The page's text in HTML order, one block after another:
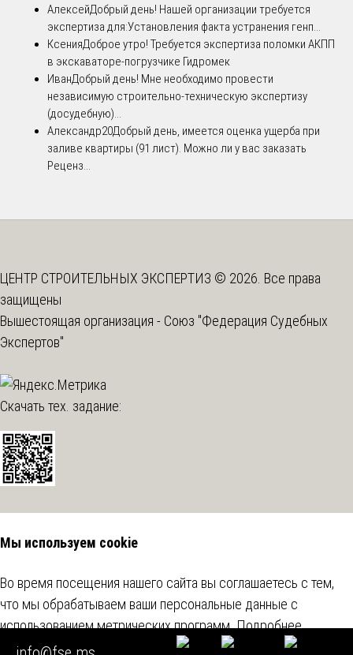
АлексейДобрый день! Нашей организации требуется
экспертиза для:Установления факта устранения генп...
КсенияДоброе утро! Требуется экспертиза поломки АКПП
в экскаваторе-погрузчике Гидромек
ИванДобрый день! Мне необходимо провести
независимую строительно-техническую экспертизу
(досудебную)...
Александр20Добрый день, имеется оценка ущерба при
заливе квартиры (91 лист). Можно ли у вас заказать
Реценз...
ЦЕНТР СТРОИТЕЛЬНЫХ ЭКСПЕРТИЗ © 2026. Все права
защищены
Вышестоящая организация - Союз "Федерация Судебных
Экспертов"
Скачать тех. задание:
Мы используем cookie
Во время посещения нашего сайта вы соглашаетесь с тем,
что мы обрабатываем ваши персональные данные с
использованием метрических программ.Подробнее